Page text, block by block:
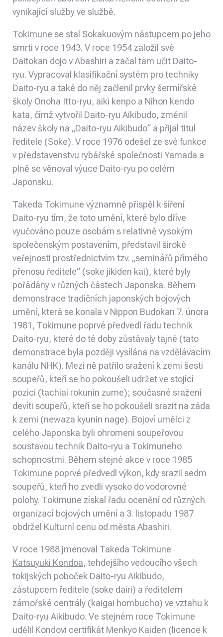
vynikající služby ve službě.
Tokimune se stal Sokakuovým nástupcem po jeho
smrti v roce 1943. V roce 1954 založil své
Daitokan dojo v Abashiri a začal tam učit Daito-
ryu. Vypracoval klasifikační systém pro techniky
Daito-ryu a také do něj začlenil prvky šermířské
školy Onoha Itto-ryu, aiki kenpo a Nihon kendo
kata, čímž vytvořil Daito-ryu Aikibudo, změnil
název školy na „Daito-ryu Aikibudo“ a přijal titul
ředitele (Soke). V roce 1976 odešel ze své funkce
v představenstvu rybářské společnosti Yamada a
plně se věnoval výuce Daito-ryu po celém
Japonsku.
Takeda Tokimune významně přispěl k šíření
Daito-ryu tím, že toto umění, které bylo dříve
vyučováno pouze osobám s relativně vysokým
společenským postavením, představil široké
veřejnosti prostřednictvím tzv. „seminářů přímého
přenosu ředitele“ (soke jikiden kai), které byly
pořádány v různých částech Japonska. Během
demonstrace tradičních japonských bojových
umění, která se konala v Nippon Budokan 7. února
1981, Tokimune poprvé předvedl řadu technik
Daito-ryu, které do té doby zůstávaly tajné (tato
demonstrace byla později vysílána na vzdělávacím
kanálu NHK). Mezi ně patřilo sražení k zemi šesti
soupeřů, kteří se ho pokoušeli udržet ve stojící
pozici (tachiai rokunin zume); současné sražení
devíti soupeřů, kteří se ho pokoušeli srazit na záda
k zemi (newaza kyunin nage). Bojoví umělci z
celého Japonska byli ohromeni soupeřovou
soustavou technik Daito-ryu a Tokimuneho
schopnostmi. Během stejné akce v roce 1985
Tokimune poprvé předvedl výkon, kdy srazil sedm
soupeřů, kteří ho zvedli vysoko do vodorovné
polohy. Tokimune získal řadu ocenění od různých
organizací bojových umění a 3. listopadu 1987
obdržel Kulturní cenu od města Abashiri.
V roce 1988 jmenoval Takeda Tokimune
Katsuyuki Kondoa, tehdejšího vedoucího všech
tokijských poboček Daito-ryu Aikibudo,
zástupcem ředitele (soke dairi) a ředitelem
zámořské centrály (kaigai hombucho) ve vztahu k
Daito-ryu Aikibudo. Ve stejném roce Tokimune
udělil Kondovi certifikát Menkyo Kaiden (licence k